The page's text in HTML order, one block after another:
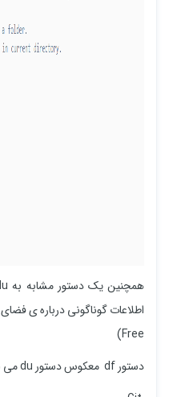
Free)
دستور df معکوس دستور du می باشد.